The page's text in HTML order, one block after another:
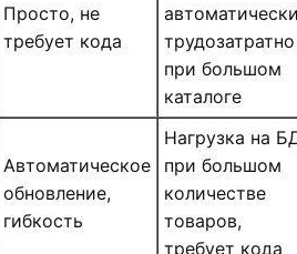
Просто, не
требует кода
трудозатратно
при большом
каталоге
Автоматическое
обновление,
гибкость
Нагрузка на
при большом
количестве
товаров,
требует кода